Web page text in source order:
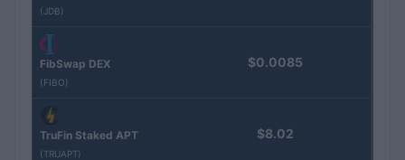
(JDB)
FibSwap DEX
(FIBO)
$0.0085
TruFin Staked APT
(TRUAPT)
$8.02